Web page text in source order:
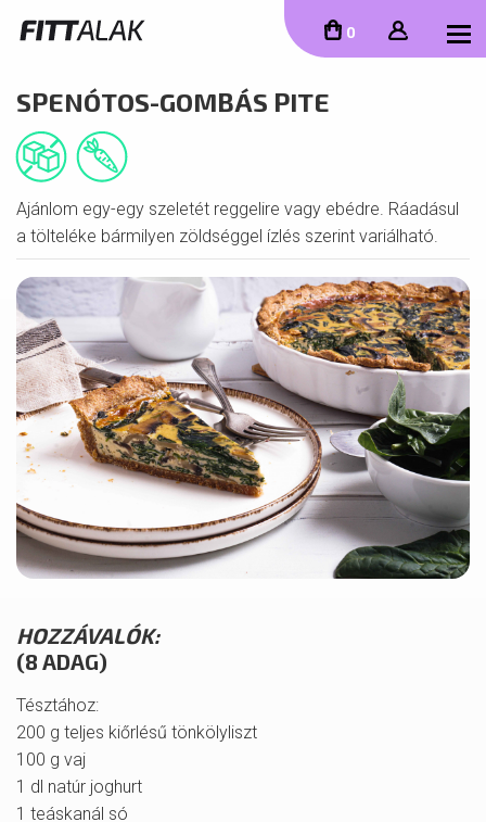
0
SPENÓTOS-GOMBÁS PITE
Ajánlom egy-egy szeletét reggelire vagy ebédre. Ráadásul
a tölteléke bármilyen zöldséggel ízlés szerint variálható.
HOZZÁVALÓK:
(8 ADAG)
Tésztához:
200 g teljes kiőrlésű tönkölyliszt
100 g vaj
1 dl natúr joghurt
1 teáskanál só